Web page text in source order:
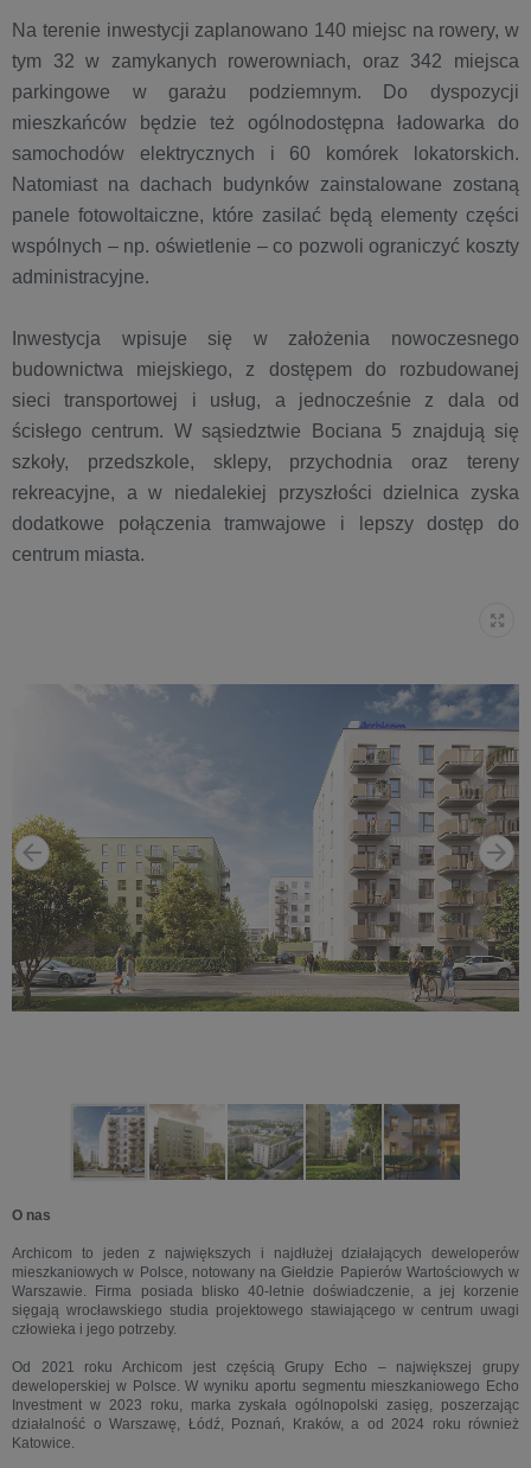
Na terenie inwestycji zaplanowano 140 miejsc na rowery, w
tym 32 w zamykanych rowerowniach, oraz 342 miejsca
parkingowe w garażu podziemnym. Do dyspozycji
mieszkańców będzie też ogólnodostępna ładowarka do
samochodów elektrycznych i 60 komórek lokatorskich.
Natomiast na dachach budynków zainstalowane zostaną
panele fotowoltaiczne, które zasilać będą elementy części
wspólnych – np. oświetlenie – co pozwoli ograniczyć koszty
administracyjne.
Inwestycja wpisuje się w założenia nowoczesnego
budownictwa miejskiego, z dostępem do rozbudowanej
sieci transportowej i usług, a jednocześnie z dala od
ścisłego centrum. W sąsiedztwie Bociana 5 znajdują się
szkoły, przedszkole, sklepy, przychodnia oraz tereny
rekreacyjne, a w niedalekiej przyszłości dzielnica zyska
dodatkowe połączenia tramwajowe i lepszy dostęp do
centrum miasta.
O nas
Archicom to jeden z największych i najdłużej działających deweloperów
mieszkaniowych w Polsce, notowany na Giełdzie Papierów Wartościowych w
Warszawie. Firma posiada blisko 40-letnie doświadczenie, a jej korzenie
sięgają wrocławskiego studia projektowego stawiającego w centrum uwagi
człowieka i jego potrzeby.
Od 2021 roku Archicom jest częścią Grupy Echo – największej grupy
deweloperskiej w Polsce. W wyniku aportu segmentu mieszkaniowego Echo
Investment w 2023 roku, marka zyskała ogólnopolski zasięg, poszerzając
działalność o Warszawę, Łódź, Poznań, Kraków, a od 2024 roku również
Katowice.